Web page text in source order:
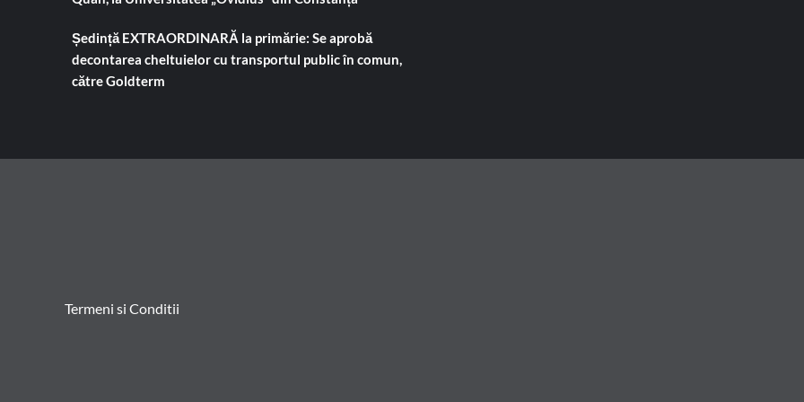
Ședință EXTRAORDINARĂ la primărie: Se aprobă
decontarea cheltuielor cu transportul public în comun,
către Goldterm
Termeni si Conditii